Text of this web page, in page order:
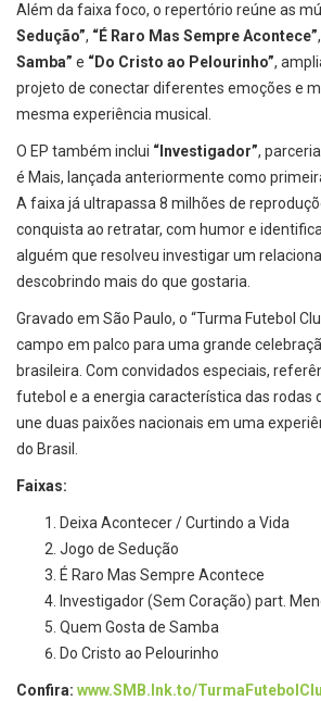
Além da faixa foco, o repertório reúne as
Sedução”, “É Raro Mas Sempre Acontece”,
Samba” e “Do Cristo ao Pelourinho”,
projeto de conectar diferentes emoções e
mesma experiência musical.
O EP também inclui “Investigador”,
é Mais, lançada anteriormente como
A faixa já ultrapassa 8 milhões de
conquista ao retratar, com humor e
alguém que resolveu investigar um
descobrindo mais do que gostaria.
Gravado em São Paulo, o “Turma Futebol
campo em palco para uma grande
brasileira. Com convidados especiais,
futebol e a energia característica das rodas
une duas paixões nacionais em uma
do Brasil.
Faixas:
Deixa Acontecer / Curtindo a Vida
Jogo de Sedução
É Raro Mas Sempre Acontece
Investigador (Sem Coração) part.
Quem Gosta de Samba
Do Cristo ao Pelourinho
Confira: www.SMB.lnk.to/